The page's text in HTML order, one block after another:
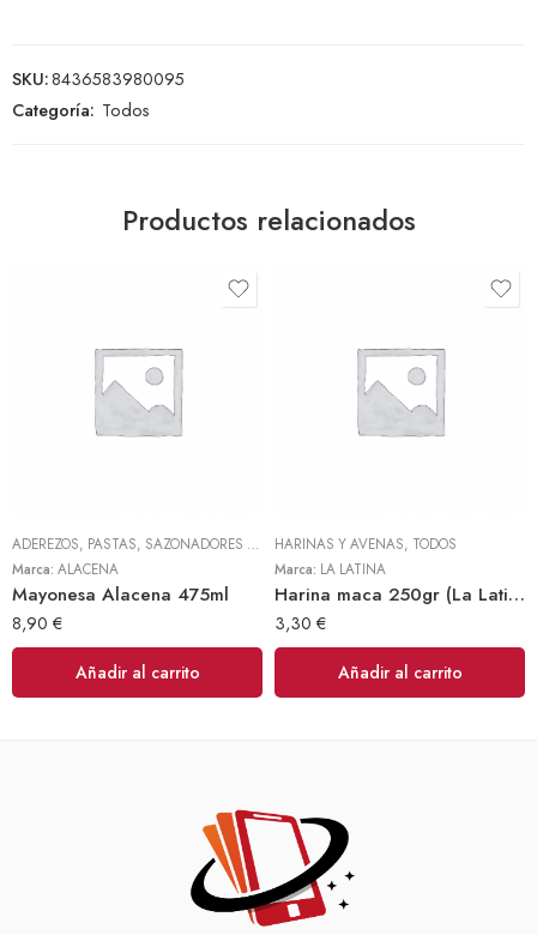
SKU:8436583980095
Categoría: Todos
Productos relacionados
ADEREZOS, PASTAS, SAZONADORES Y CONDIMENTOS ,TODOS
Marca: ALACENA
Mayonesa Alacena 475ml
8,90 €
Añadir al carrito
HARINAS Y AVENAS, TODOS
Marca: LA LATINA
Harina maca 250gr (La Latina)
3,30 €
Añadir al carrito